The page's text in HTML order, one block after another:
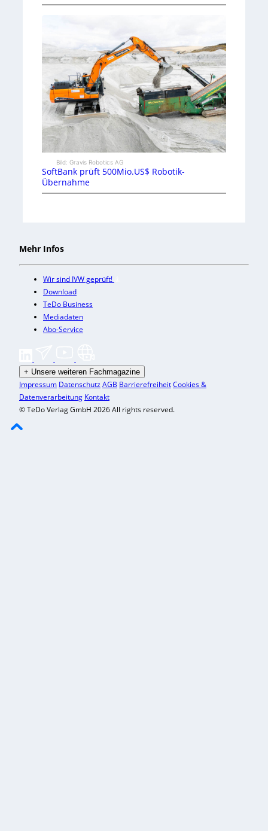
Bild: Gravis Robotics AG
SoftBank prüft 500Mio.US$ Robotik-
Übernahme
Mehr Infos
Wir sind IVW geprüft!
Download
TeDo Business
Mediadaten
Abo-Service
+ Unsere weiteren Fachmagazine
Impressum DatenschutzAGB BarrierefreiheitCookies &
Datenverarbeitung Kontakt
© TeDo Verlag GmbH 2026 All rights reserved.